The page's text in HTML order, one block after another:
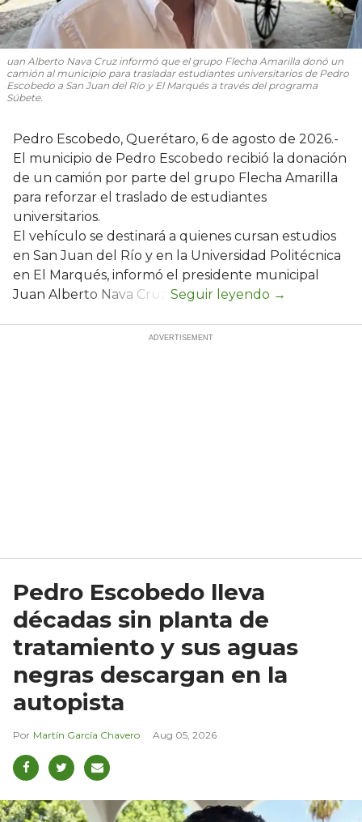
uan Alberto Nava Cruz informó que el grupo Flecha Amarilla donó un
camión al municipio para trasladar estudiantes universitarios de Pedro
Escobedo a San Juan del Río y El Marqués a través del programa
Súbete.
Pedro Escobedo, Querétaro, 6 de agosto de 2026.-
El municipio de Pedro Escobedo recibió la donación
de un camión por parte del grupo Flecha Amarilla
para reforzar el traslado de estudiantes
universitarios.
El vehículo se destinará a quienes cursan estudios
en San Juan del Río y en la Universidad Politécnica
en El Marqués, informó el presidente municipal
Juan Alberto Nava Cruz.
Pedro Escobedo lleva
décadas sin planta de
tratamiento y sus aguas
negras descargan en la
autopista
Martín García Chavero Aug 05, 2026